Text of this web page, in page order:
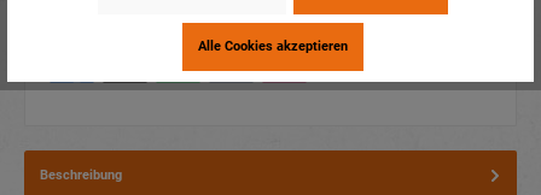
Dieses Produkt weiterempfehlen:
Beschreibung
Alle Cookies akzeptieren